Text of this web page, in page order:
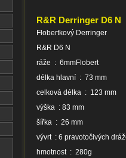
R&R Derringer D6 N
Flobertkový Derringer
R&R D6 N
ráže : 6mmFlobert
délka hlavní : 73 mm
celková délka : 123 mm
výška : 83 mm
šířka : 26 mm
vývrt : 6 pravotočivých
hmotnost : 280g